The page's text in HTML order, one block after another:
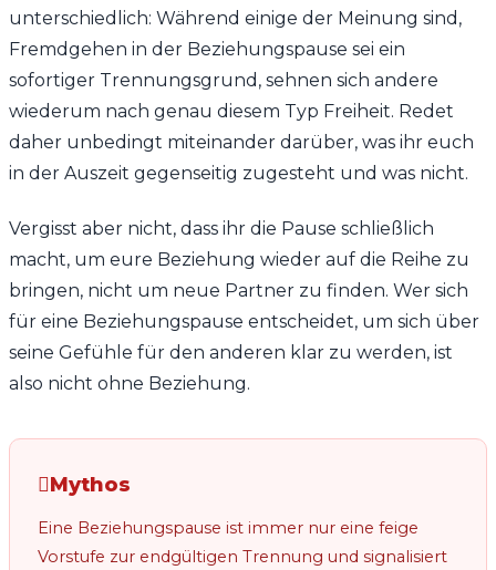
unterschiedlich: Während einige der Meinung sind,
Fremdgehen in der Beziehungspause sei ein
sofortiger Trennungsgrund, sehnen sich andere
wiederum nach genau diesem Typ Freiheit. Redet
daher unbedingt miteinander darüber, was ihr euch
in der Auszeit gegenseitig zugesteht und was nicht.
Vergisst aber nicht, dass ihr die Pause schließlich
macht, um eure Beziehung wieder auf die Reihe zu
bringen, nicht um neue Partner zu finden. Wer sich
für eine Beziehungspause entscheidet, um sich über
seine Gefühle für den anderen klar zu werden, ist
also nicht ohne Beziehung.
Mythos
Eine Beziehungspause ist immer nur eine feige
Vorstufe zur endgültigen Trennung und signalisiert